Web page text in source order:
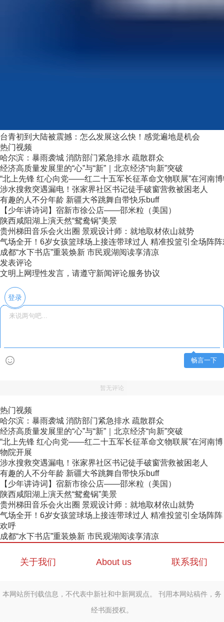
台青初到大陆被震撼：怎么发展这么快！感觉遍地是机会
热门视频
哈尔滨：暴雨袭城 消防部门紧急排水 疏散群众
经济高质量发展里的“心”与“新”｜北京经济“向新”突破
“北上先锋 红心向党——红二十五军长征革命文物联展”在河南
涉水搜救突遇漏电！张家界社区书记徒手破窗营救被困老人
有趣的人不分年龄 新疆大爷跳舞自带快乐buff
【少年讲诗词】宿新市徐公店——邵米粒（美国）
陕西咸阳湖上演天然“鸳鸯锅”美景
贵州梯田音乐会火出圈 景观设计师：就地取材依山就势
气场全开！6岁女孩篮球场上接连带球过人 精准投篮引全场阵
成都“水下书店”重装焕新 市民观湖阅读享清凉
发表评论
文明上网理性发言，请遵守新闻评论服务协议
登录
畅言一下
暂无评论
热门视频
哈尔滨：暴雨袭城 消防部门紧急排水 疏散群众
经济高质量发展里的“心”与“新”｜北京经济“向新”突破
“北上先锋 红心向党——红二十五军长征革命文物联展”在河南博
物院开展
涉水搜救突遇漏电！张家界社区书记徒手破窗营救被困老人
有趣的人不分年龄 新疆大爷跳舞自带快乐buff
【少年讲诗词】宿新市徐公店——邵米粒（美国）
陕西咸阳湖上演天然“鸳鸯锅”美景
贵州梯田音乐会火出圈 景观设计师：就地取材依山就势
气场全开！6岁女孩篮球场上接连带球过人 精准投篮引全场阵阵
欢呼
成都“水下书店”重装焕新 市民观湖阅读享清凉
关于我们 About us 联系我们
本网站所刊载信息，不代表中新社和中新网观点。 刊用本网站稿件，务
经书面授权。